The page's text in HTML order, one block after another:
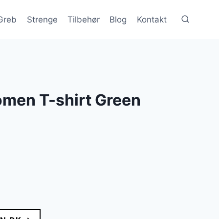
Strenge Tilbehør Blog Kontakt
T-shirt Green